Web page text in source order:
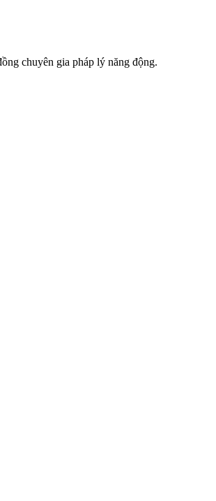
chuyên gia pháp lý năng động.